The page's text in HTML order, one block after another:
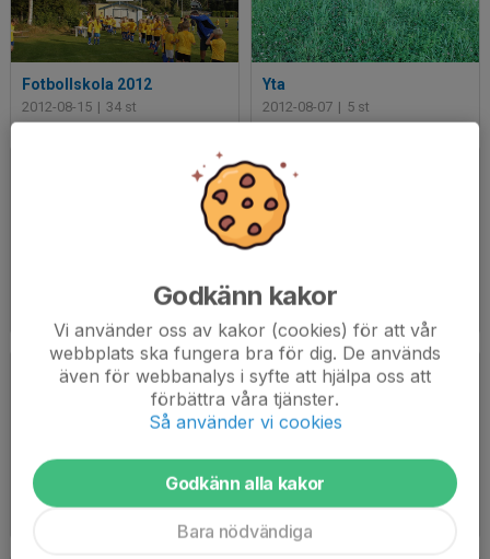
Fotbollskola 2012
2012-08-15 | 34 st
Yta
2012-08-07 | 5 st
Städdag 2012
Landslagets fotbollskola 2011 Avslutning 2009
Godkänn kakor
Vi använder oss av kakor (cookies) för att vår
webbplats ska fungera bra för dig. De används
även för webbanalys i syfte att hjälpa oss att
förbättra våra tjänster.
Så använder vi cookies
Godkänn alla kakor
Bara nödvändiga